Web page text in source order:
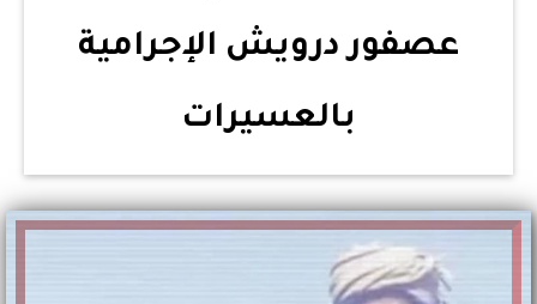
عصفور درويش الإجرامية
بالعسيرات